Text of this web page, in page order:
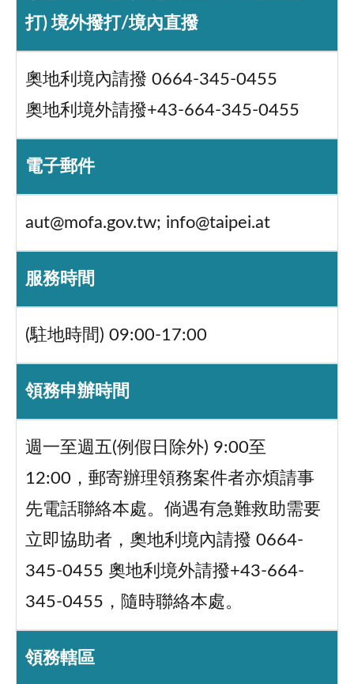
打) 境外撥打/境內直撥
奧地利境內請撥 0664-345-0455
奧地利境外請撥+43-664-345-0455
電子郵件
aut@mofa.gov.tw; info@taipei.at
服務時間
(駐地時間) 09:00-17:00
領務申辦時間
週一至週五(例假日除外) 9:00至
12:00，郵寄辦理領務案件者亦煩請事
先電話聯絡本處。倘遇有急難救助需要
立即協助者，奧地利境內請撥 0664-
345-0455 奧地利境外請撥+43-664-
345-0455，隨時聯絡本處。
領務轄區